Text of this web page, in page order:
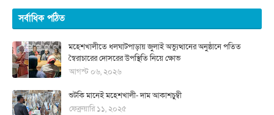
সর্বাধিক পঠিত
মহেশখালীতে ধলঘাটপাড়ায় জুলাই অভ্যুত্থানের অনুষ্ঠানে পতিত
স্বৈরাচারের দোসরের উপস্থিতি নিয়ে ক্ষোভ
আগস্ট ০৬, ২০২৬
শুটকি মানেই মহেশখালী- দাম আকাশচুম্বী
ফেব্রুয়ারি ১১, ২০২৫